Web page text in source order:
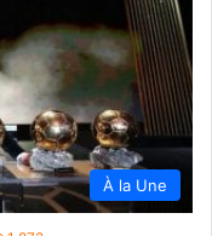
À la Une